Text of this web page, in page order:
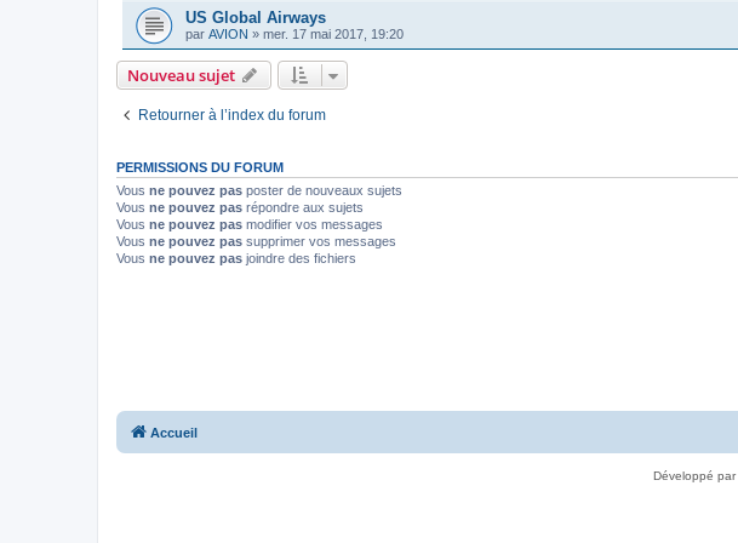
US Global Airways
par AVION » mer. 17 mai 2017, 19:20
Nouveau sujet
Retourner à l’index du forum
PERMISSIONS DU FORUM
Vous ne pouvez pas poster de nouveaux sujets
Vous ne pouvez pas répondre aux sujets
Vous ne pouvez pas modifier vos messages
Vous ne pouvez pas supprimer vos messages
Vous ne pouvez pas joindre des fichiers
Accueil
Développé par